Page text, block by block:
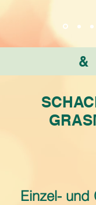
&
Einzel- und